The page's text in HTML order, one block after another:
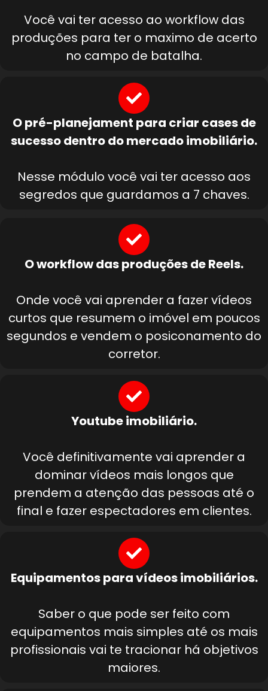
Você vai ter acesso ao workflow das
produções para ter o maximo de acerto
no campo de batalha.
O pré-planejament para criar cases de
sucesso dentro do mercado imobiliário.
Nesse módulo você vai ter acesso aos
segredos que guardamos a 7 chaves.
O workflow das produções de Reels.
Onde você vai aprender a fazer vídeos
curtos que resumem o imóvel em poucos
segundos e vendem o posiconamento do
corretor.
Youtube imobiliário.
Você definitivamente vai aprender a
dominar vídeos mais longos que
prendem a atenção das pessoas até o
final e fazer espectadores em clientes.
Equipamentos para vídeos imobiliários.
Saber o que pode ser feito com
equipamentos mais simples até os mais
profissionais vai te tracionar há objetivos
maiores.